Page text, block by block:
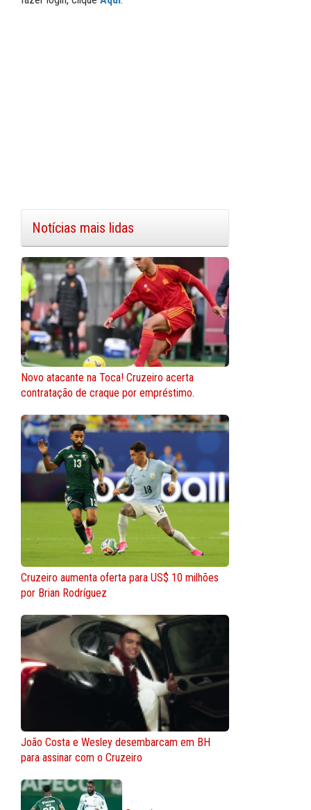
Notícias mais lidas
Novo atacante na Toca! Cruzeiro acerta
contratação de craque por empréstimo.
Cruzeiro aumenta oferta para US$ 10 milhões
por Brian Rodríguez
João Costa e Wesley desembarcam em BH
para assinar com o Cruzeiro